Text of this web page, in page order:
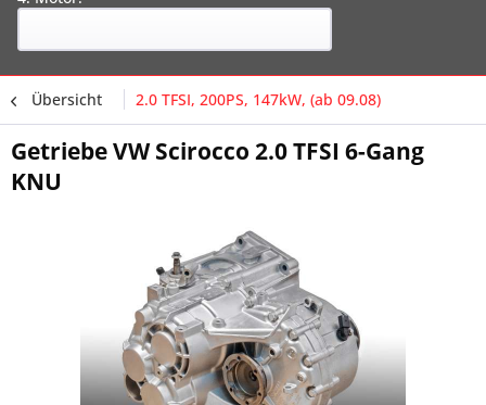
Übersicht 2.0 TFSI, 200PS, 147kW, (ab 09.08)
Getriebe VW Scirocco 2.0 TFSI 6-Gang
KNU